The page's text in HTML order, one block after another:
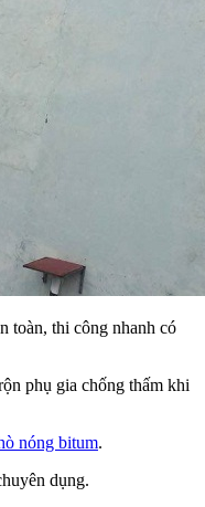
toàn, thi công nhanh có
phụ gia chống thấm khi
nóng bitum.
dụng.